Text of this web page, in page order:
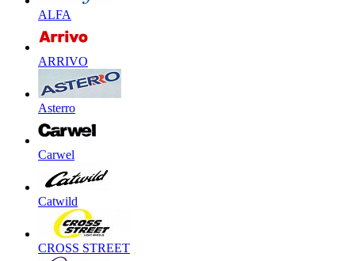
ALFA
ARRIVO
Asterro
Carwel
Catwild
CROSS STREET